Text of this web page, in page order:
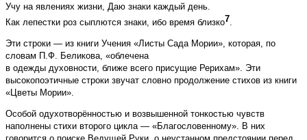
Учу на явлениях жизни, Даю знаки каждый день.
Как лепестки роз сыплются знаки, ибо время близко7.
Эти строки — из книги Учения «Листы Сада Мории», которая, по
словам П.Ф. Беликова, «облечена
в одежды духовности, ближе всего присущие Рерихам». Эти
высокопоэтичные строки звучат словно продолжение стихов из книги
«Цветы Мории».
Особой одухотворённостью и возвышенной тонкостью чувств
наполнены стихи второго цикла — «Благословенному». В них